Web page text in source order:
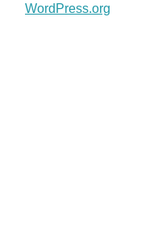
WordPress.org